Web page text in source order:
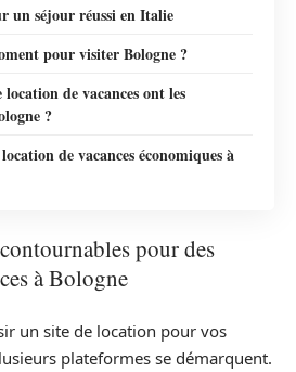
un séjour réussi en Italie
pour visiter Bologne ?
de vacances ont les
?
de vacances économiques à
pour des
à Bologne
un site de location pour vos
plateformes se démarquent.